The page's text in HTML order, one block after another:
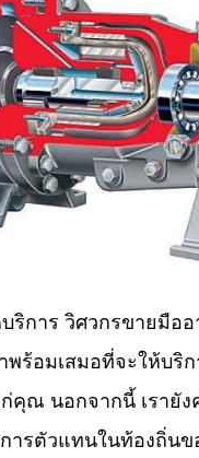
ริการ วิศวกรขายมือ
พร้อมเสมอที่จะให้บริ
คุณ นอกจากนี้ เรายัง
ารตัวแทนในท้องถิ่นข